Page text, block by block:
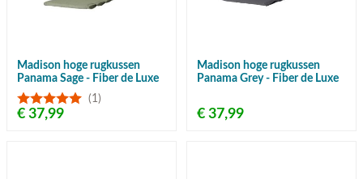
Madison hoge rugkussen
Panama Sage - Fiber de Luxe
(1)
€ 37,99
Madison hoge rugkussen
Panama Grey - Fiber de Luxe
€ 37,99